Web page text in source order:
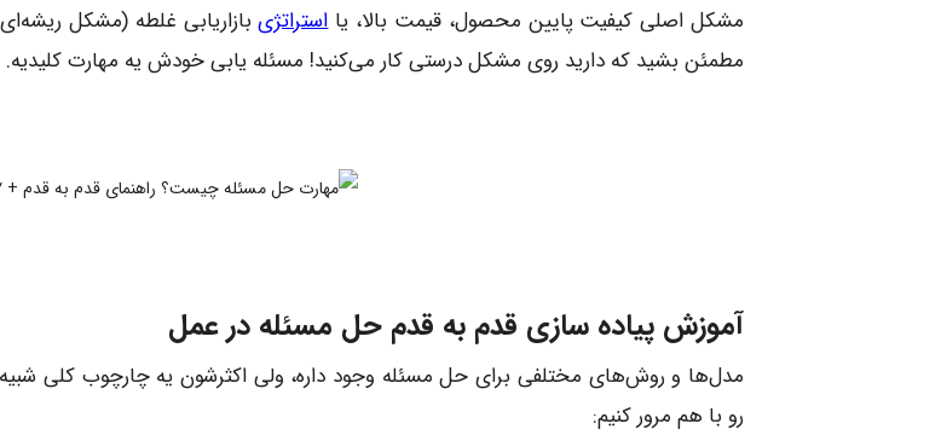
مشکل اصلی کیفیت پایین محصول، قیمت بالا، یااستراتژیبازاریابی غلطه (مشکل
مطمئن بشید که دارید روی مشکل درستی کار می‌کنید! مسئله یابی خودش یه مهارت کلیدیه.
آموزش پیاده سازی قدم به قدم حل مسئله در عمل
مدل‌ها و روش‌های مختلفی برای حل مسئله وجود داره، ولی اکثرشون یه چارچوب کلی شبیه
رو با هم مرور کنیم: